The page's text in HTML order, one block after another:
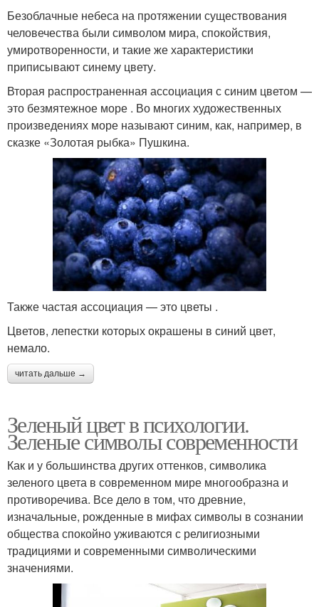
Безоблачные небеса на протяжении существования
человечества были символом мира, спокойствия,
умиротворенности, и такие же характеристики
приписывают синему цвету.
Вторая распространенная ассоциация с синим цветом —
это безмятежное море . Во многих художественных
произведениях море называют синим, как, например, в
сказке «Золотая рыбка» Пушкина.
Также частая ассоциация — это цветы .
Цветов, лепестки которых окрашены в синий цвет,
немало.
читать дальше →
Зеленый цвет в психологии.
Зеленые символы современности
Как и у большинства других оттенков, символика
зеленого цвета в современном мире многообразна и
противоречива. Все дело в том, что древние,
изначальные, рожденные в мифах символы в сознании
общества спокойно уживаются с религиозными
традициями и современными символическими
значениями.